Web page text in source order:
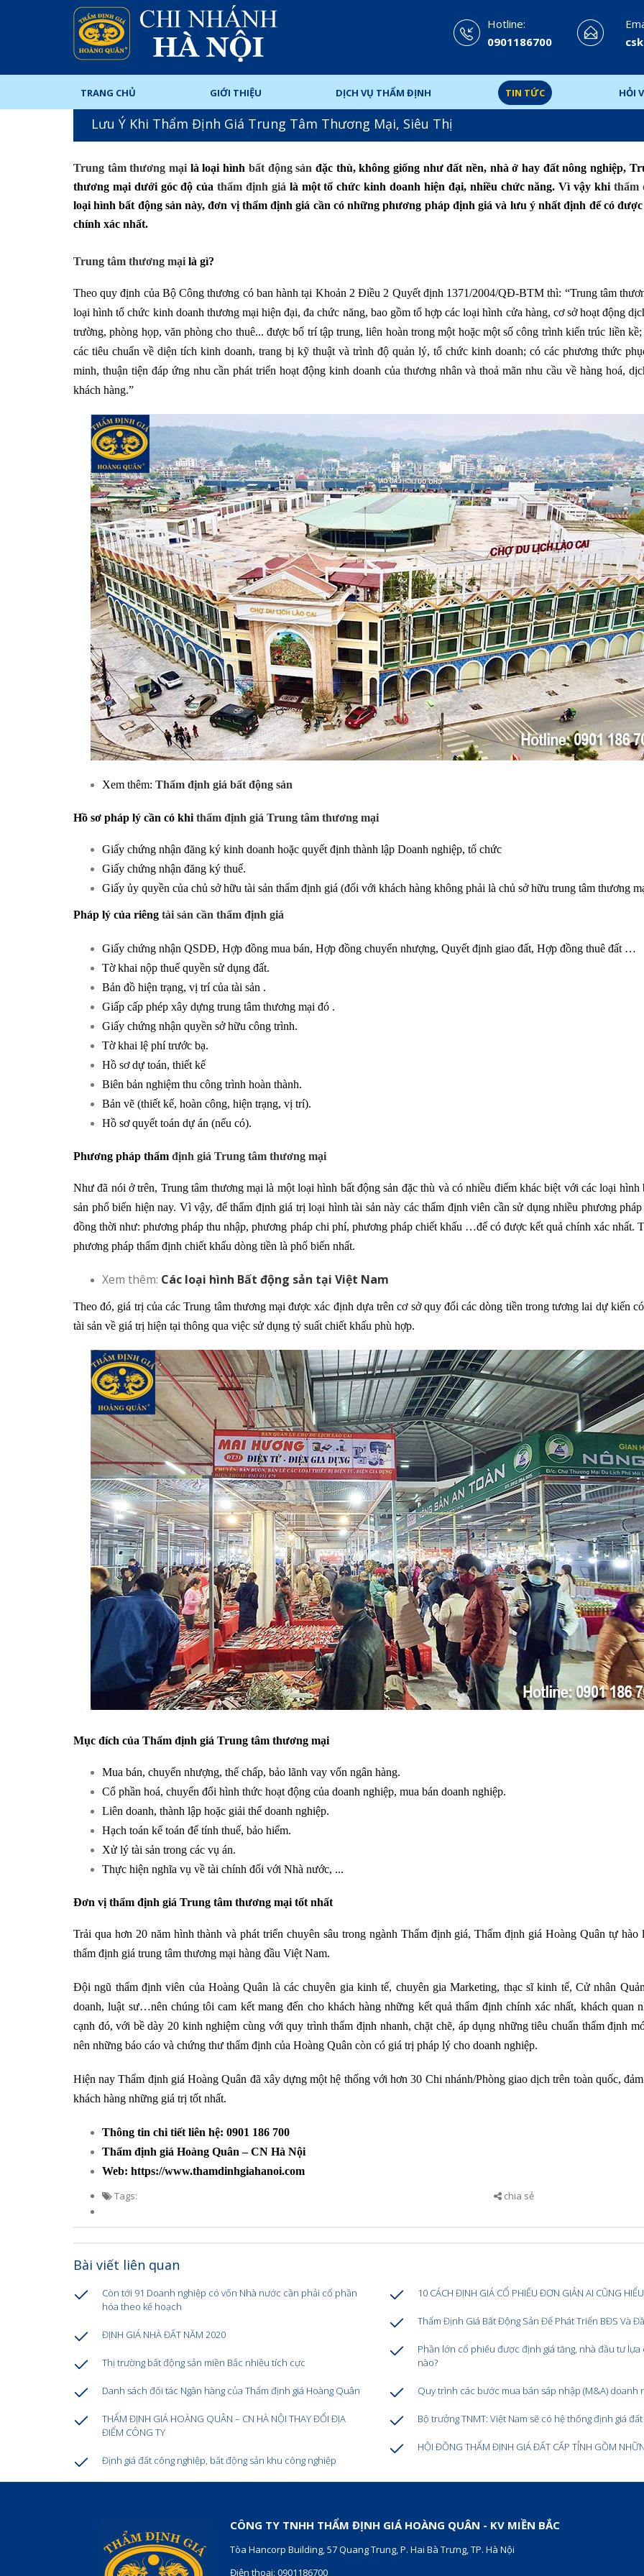
Hotline:
0901186700
TRANG CHỦ GIỚI THIỆU DỊCH VỤ THẨM ĐỊNH TIN TỨC HỎI
Lưu Ý Khi Thẩm Định Giá Trung Tâm Thương Mại, Siêu Thị
Trung tâm thương mại là loại hình bất động sản đặc thù, không giống như đất nền, nhà ở hay đất nông nghiệp,
thương mại dưới góc độ củathẩm định giá là một tổ chức kinh doanh hiện đại, nhiều chức năng. Vì vậy khi thẩm
loại hình bất động sản này, đơn vị thẩm định giá cần có những phương pháp định giá và lưu ý nhất định để có
chính xác nhất.
Trung tâm thương mại là gì?
Theo quy định của Bộ Công thương có ban hành tại Khoản 2 Điều 2 Quyết định 1371/2004/QĐ-BTM thì: “Trung tâm
loại hình tổ chức kinh doanh thương mại hiện đại, đa chức năng, bao gồm tổ hợp các loại hình cửa hàng, cơ sở hoạt động
trường, phòng họp, văn phòng cho thuê... được bố trí tập trung, liên hoàn trong một hoặc một số công trình kiến trúc liền
các tiêu chuẩn về diện tích kinh doanh, trang bị kỹ thuật và trình độ quản lý, tổ chức kinh doanh; có các phương thức
minh, thuận tiện đáp ứng nhu cần phát triển hoạt động kinh doanh của thương nhân và thoả mãn nhu cầu về hàng hoá,
khách hàng.”
Xem thêm: Thẩm định giá bất động sản
Hồ sơ pháp lý cần có khi thẩm định giá Trung tâm thương mại
Giấy chứng nhận đăng ký kinh doanh hoặc quyết định thành lập Doanh nghiệp, tổ chức
Giấy chứng nhận đăng ký thuế.
Giấy ủy quyền của chủ sở hữu tài sản thẩm định giá (đối với khách hàng không phải là chủ sở hữu trung tâm thương
Pháp lý của riêng tài sản cần thẩm định giá
Giấy chứng nhận QSDĐ, Hợp đồng mua bán, Hợp đồng chuyển nhượng, Quyết định giao đất, Hợp đồng thuê đất …
Tờ khai nộp thuế quyền sử dụng đất.
Bản đồ hiện trạng, vị trí của tài sản .
Giấp cấp phép xây dựng trung tâm thương mại đó .
Giấy chứng nhận quyền sở hữu công trình.
Tờ khai lệ phí trước bạ.
Hồ sơ dự toán, thiết kế
Biên bản nghiệm thu công trình hoàn thành.
Bản vẽ (thiết kế, hoàn công, hiện trạng, vị trí).
Hồ sơ quyết toán dự án (nếu có).
Phương pháp thẩm định giá Trung tâm thương mại
Như đã nói ở trên, Trung tâm thương mại là một loại hình bất động sản đặc thù và có nhiều điểm khác biệt với các loại hình
sản phổ biến hiện nay. Vì vậy, để thẩm định giá trị loại hình tài sản này các thẩm định viên cần sử dụng nhiều phương
đồng thời như: phương pháp thu nhập, phương pháp chi phí, phương pháp chiết khấu …để có được kết quả chính xác nhất.
phương pháp thẩm định chiết khấu dòng tiền là phổ biến nhất.
Xem thêm: Các loại hình Bất động sản tại Việt Nam
Theo đó, giá trị của các Trung tâm thương mại được xác định dựa trên cơ sở quy đổi các dòng tiền trong tương lai dự kiến
tài sản về giá trị hiện tại thông qua việc sử dụng tỷ suất chiết khấu phù hợp.
Mục đích của Thẩm định giá Trung tâm thương mại
Mua bán, chuyển nhượng, thế chấp, bảo lãnh vay vốn ngân hàng.
Cổ phần hoá, chuyển đổi hình thức hoạt động của doanh nghiệp, mua bán doanh nghiệp.
Liên doanh, thành lập hoặc giải thể doanh nghiệp.
Hạch toán kế toán để tính thuế, bảo hiểm.
Xử lý tài sản trong các vụ án.
Thực hiện nghĩa vụ về tài chính đối với Nhà nước, ...
Đơn vị thẩm định giá Trung tâm thương mại tốt nhất
Trải qua hơn 20 năm hình thành và phát triển chuyên sâu trong ngành Thẩm định giá, Thẩm định giá Hoàng Quân tự hào
thẩm định giá trung tâm thương mại hàng đầu Việt Nam.
Đội ngũ thẩm định viên của Hoàng Quân là các chuyên gia kinh tế, chuyên gia Marketing, thạc sĩ kinh tế, Cử nhân
doanh, luật sư…nên chúng tôi cam kết mang đến cho khách hàng những kết quả thẩm định chính xác nhất, khách quan
cạnh đó, với bề dày 20 kinh nghiệm cùng với quy trình thẩm định nhanh, chặt chẽ, áp dụng những tiêu chuẩn thẩm định
nên những báo cáo và chứng thư thẩm định của Hoàng Quân còn có giá trị pháp lý cho doanh nghiệp.
Hiện nay Thẩm định giá Hoàng Quân đã xây dựng một hệ thống với hơn 30 Chi nhánh/Phòng giao dịch trên toàn quốc,
khách hàng những giá trị tốt nhất.
Thông tin chi tiết liên hệ: 0901 186 700
Thẩm định giá Hoàng Quân – CN Hà Nội
Web: https://www.thamdinhgiahanoi.com
Tags: chia sẻ
Bài viết liên quan
Còn tới 91 Doanh nghiệp có vốn Nhà nước cần phải cổ phần
hóa theo kế hoạch
ĐỊNH GIÁ NHÀ ĐẤT NĂM 2020
Thị trường bất động sản miền Bắc nhiều tích cực
Danh sách đối tác Ngân hàng của Thẩm định giá Hoàng Quân
THẨM ĐỊNH GIÁ HOÀNG QUÂN – CN HÀ NỘI THAY ĐỔI ĐỊA
ĐIỂM CÔNG TY
Định giá đất công nghiệp, bất động sản khu công nghiệp
10 CÁCH ĐỊNH GIÁ CỔ PHIẾU ĐƠN GIẢN AI CŨNG
Thẩm Định Giá Bất Động Sản Để Phát Triển BĐS Và
Phần lớn cổ phiếu được định giá tăng, nhà đầu tư
nào?
Quy trình các bước mua bán sáp nhập (M&A) doanh
Bộ trưởng TNMT: Việt Nam sẽ có hệ thống định giá
HỘI ĐỒNG THẨM ĐỊNH GIÁ ĐẤT CẤP TỈNH GỒM
CÔNG TY TNHH THẨM ĐỊNH GIÁ HOÀNG QUÂN - KV MIỀN BẮC
Tòa Hancorp Building, 57 Quang Trung, P. Hai Bà Trưng, TP. Hà Nội
Điện thoại: 0901186700